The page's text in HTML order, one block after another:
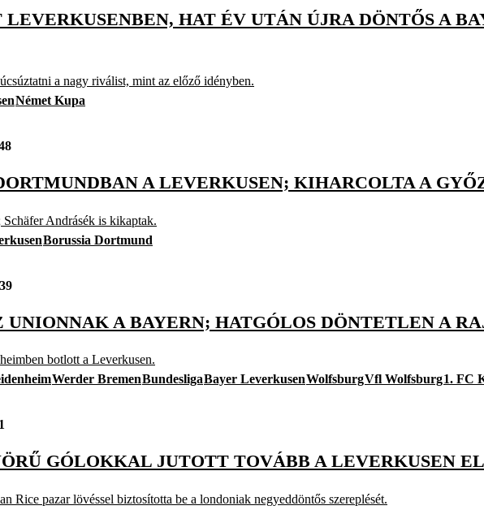
HAT ÉV UTÁN ÚJRA DÖNTŐS A
a nagy riválist, mint az előző idényben.
Német Kupa
A LEVERKUSEN; KIHARCOLTA A
Andrásék is kikaptak.
Borussia Dortmund
A BAYERN; HATGÓLOS DÖNTETLEN A
botlott a Leverkusen.
Werder BremenBundesligaBayer LeverkusenWolfsburgVfl Wolfsburg1. FC
GÓLOKKAL JUTOTT TOVÁBB A LEVERKUSEN
Rice pazar lövéssel biztosította be a londoniak negyeddöntős szereplését.